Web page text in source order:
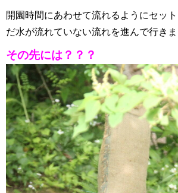
開園時間にあわせて流れるようにセッ
だ水が流れていない流れを進んで行きま
その先には？？？